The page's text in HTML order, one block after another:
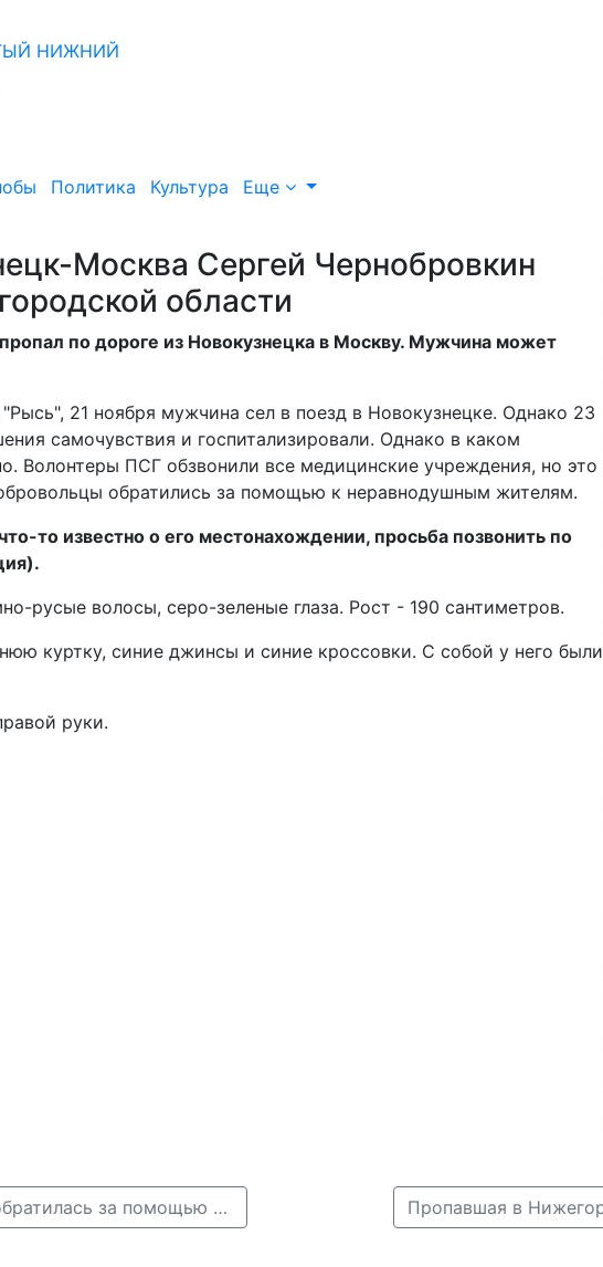
Политика Культура Еще
Москва Сергей Чернобровкин
области
по дороге из Новокузнецка в Москву. Мужчина может
21 ноября мужчина сел в поезд в Новокузнецке. Однако 23
самочувствия и госпитализировали. Однако в каком
Волонтеры ПСГ обзвонили все медицинские учреждения, но это
обратились за помощью к неравнодушным жителям.
то известно о его местонахождении, просьба позвонить по
русые волосы, серо-зеленые глаза. Рост - 190 сантиметров.
куртку, синие джинсы и синие кроссовки. С собой у него были
руки.
← Мама сбежавшей в Чечню нижегородки обратилась за помощью к Рамзану Кадырову